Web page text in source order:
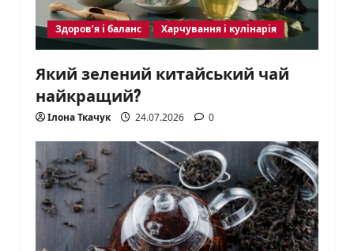
Здоров’я і баланс Харчування і кулінарія
Який зелений китайський чай
найкращий?
Ілона Ткачук 24.07.2026 0